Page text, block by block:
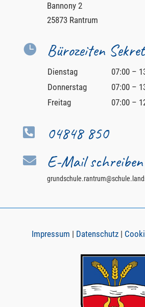
Bannony 2
25873 Rantrum
 Bürozeiten
Dienstag
07:00 –
Donnerstag
07:00 –
Freitag
07:00 –
 04848 850
 E-Mail schreiben
Impressum | Datenschutz |